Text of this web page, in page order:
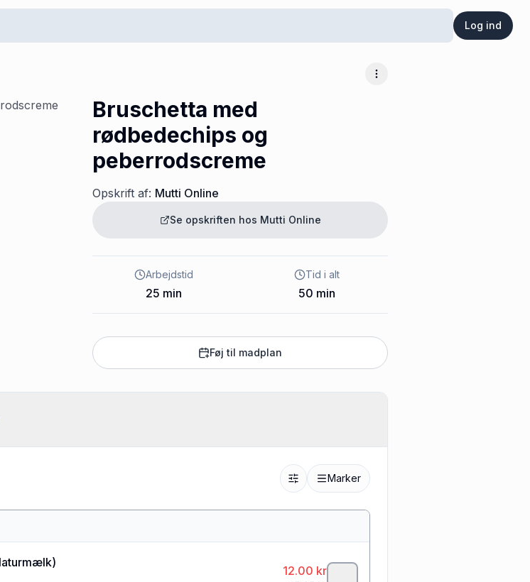
Log ind
Flere muligheder
Bruschetta med
rødbedechips og
peberrodscreme
Opskrift af: Mutti Online
Se opskriften hos Mutti Online
Arbejdstid
25 min
Tid i alt
50 min
Føj til madplan
Marker
)
12.00 kr